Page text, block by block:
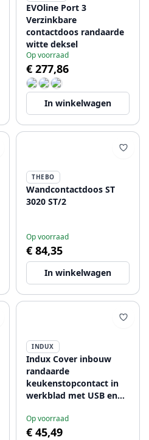
EVOline Port 3
Verzinkbare
contactdoos randaarde
witte deksel
Op voorraad
€ 277,86
In winkelwagen
THEBO
Wandcontactdoos ST
3020 ST/2
Op voorraad
€ 84,35
In winkelwagen
INDUX
Indux Cover inbouw
randaarde
keukenstopcontact in
werkblad met USB en
1208957393
Op voorraad
€ 45,49